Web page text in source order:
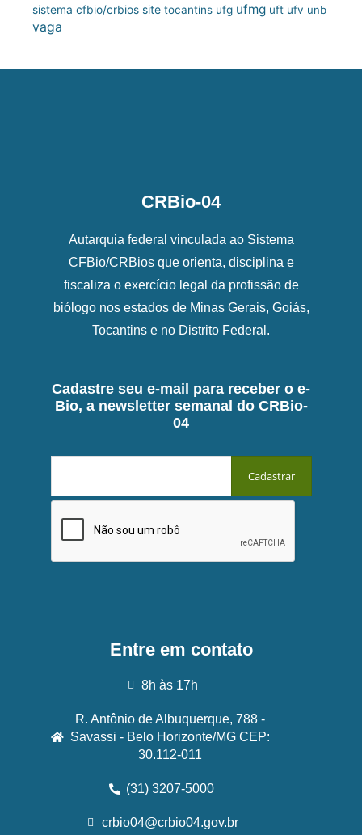
sistema cfbio/crbios site tocantins ufg ufmg uft ufv unb
vaga
CRBio-04
Autarquia federal vinculada ao Sistema
CFBio/CRBios que orienta, disciplina e
fiscaliza o exercício legal da profissão de
biólogo nos estados de Minas Gerais, Goiás,
Tocantins e no Distrito Federal.
Cadastre seu e-mail para receber o e-
Bio, a newsletter semanal do CRBio-
04
Entre em contato
8h às 17h
R. Antônio de Albuquerque, 788 -
Savassi - Belo Horizonte/MG CEP:
30.112-011
(31) 3207-5000
crbio04@crbio04.gov.br